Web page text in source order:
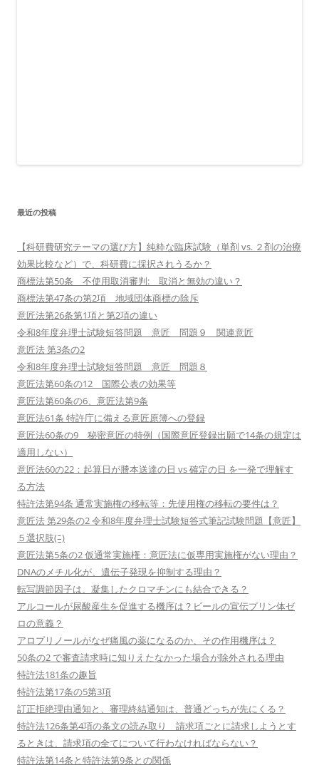
最近の投稿
【科研費研究テーマの選び方】純粋な臨床試験（単剤 vs. ２剤の治療
効果比較など）で、科研費に採択されうるか？
商標法第50条 不使用取消審判: 取消と無効の違い？
商標法第47条の第2項 地域団体商標の除斥
意匠法第26条第1項と第2項の違い
令和8年度弁理士試験短答問題 意匠 問題９ 関連意匠
意匠法 第3条の2
令和8年度弁理士試験短答問題 意匠 問題８
意匠法第60条の12 国際公表の効果等
意匠法第60条の6、意匠法第9条
意匠法61条 特許庁に備える意匠原簿への登録
意匠法60条の9 秘密意匠の特例（国際意匠登録出願で14条の規定は
適用しない）
意匠法60の22：起算日が謄本送達の日 vs 確定の日 を一発で理解す
る方法
特許法第94条 通常実施権の移転等：先使用権の移転の要件は？
意匠法 第29条の2 令和8年度弁理士試験短答式筆記試験問題【意匠】
５選択肢(ﾆ)
意匠法第5条の2 仮通常実施権：意匠法に仮専用実施権がない理由？
DNAのメチル化が、遺伝子発現を抑制する理由？
転写調節因子は、凝集したクロマチンにも結合できる？
アルコールが尿酸産生を促進する機序は？ビールの宣伝プリン体ゼ
ロの意義？
アロプリノールがなぜ痛風の薬になるのか、その作用機序は？
50条の2 で審査請求時に知りえたなかった場合が除外される理由
特許法181条の趣旨
特許法第17条の5第3項
訂正拒絶理由通知と、審理終結通知は、普通どっちが先にくる？
特許法126条第4項の条文の読み取り 請求項ごとに請求しようとす
るときは、請求項の全てについて行わなければならない？
特許法第14条と特許法第9条との関係